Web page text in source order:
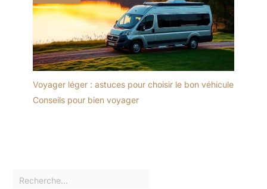
Voyager léger : astuces pour choisir le bon véhicule
Conseils pour bien voyager